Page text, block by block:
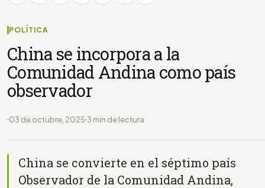
POLÍTICA
China se incorpora a la
Comunidad Andina como país
observador
03 de octubre, 2025 3 min de lectura
China se convierte en el séptimo país
Observador de la Comunidad Andina,